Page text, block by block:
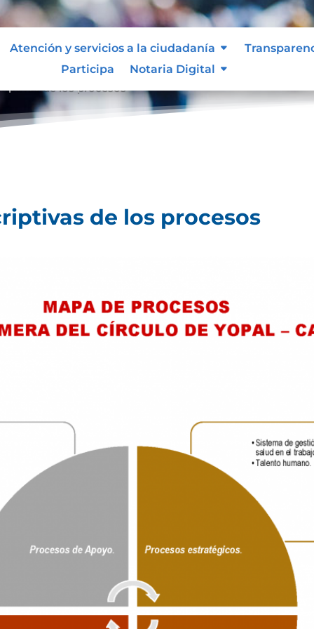
Atención y servicios a la ciudadanía
Participa
Notaria Digital
de los procesos